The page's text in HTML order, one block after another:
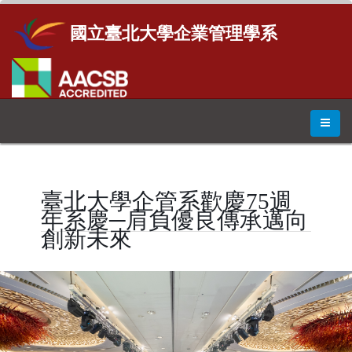
國立臺北大學企業管理學系
臺北大學企管系歡慶75週
年系慶─肩負優良傳承邁向
創新未來